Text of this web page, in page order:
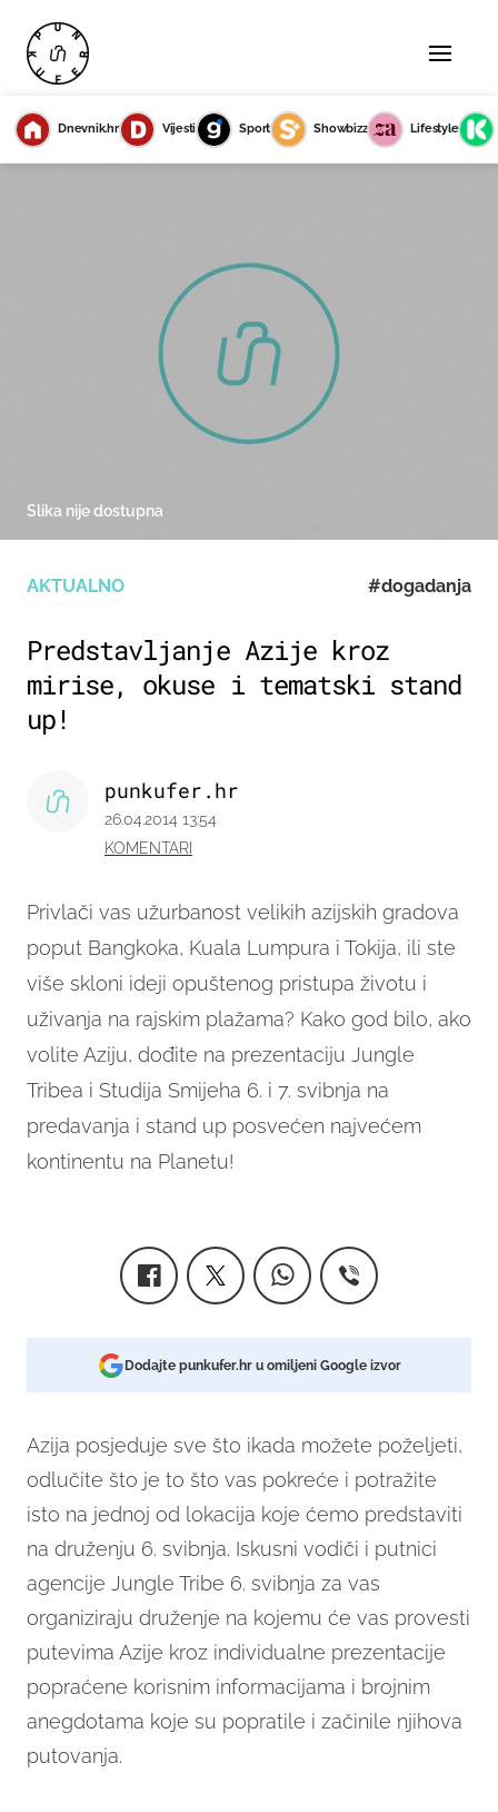
Dnevnik.hr Vijesti Sport Showbizz Lifestyle
AKTUALNO #dogadanja
Predstavljanje Azije kroz
mirise, okuse i tematski stand
up!
Privlači vas užurbanost velikih azijskih gradova
poput Bangkoka, Kuala Lumpura i Tokija, ili ste
više skloni ideji opuštenog pristupa životu i
uživanja na rajskim plažama? Kako god bilo, ako
volite Aziju, dođite na prezentaciju Jungle
Tribea i Studija Smijeha 6. i 7. svibnja na
predavanja i stand up posvećen najvećem
kontinentu na Planetu!
punkufer.hr
26.04.2014 13:54
KOMENTARI
Slika nije dostupna
Dodajte punkufer.hr u omiljeni Google izvor
Azija posjeduje sve što ikada možete poželjeti,
odlučite što je to što vas pokreće i potražite
isto na jednoj od lokacija koje ćemo predstaviti
na druženju 6. svibnja. Iskusni vodiči i putnici
agencije Jungle Tribe 6. svibnja za vas
organiziraju druženje na kojemu će vas provesti
putevima Azije kroz individualne prezentacije
popraćene korisnim informacijama i brojnim
anegdotama koje su popratile i začinile njihova
putovanja.